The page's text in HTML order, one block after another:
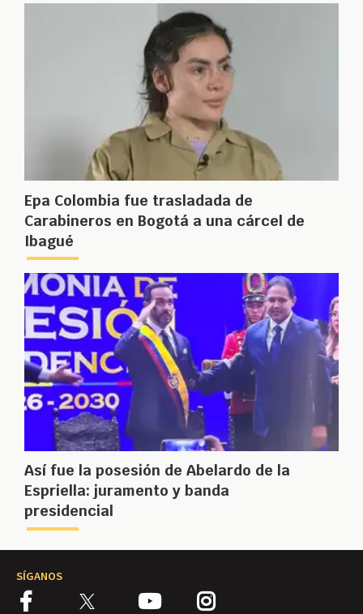
Epa Colombia fue trasladada de
Carabineros en Bogotá a una cárcel de
Ibagué
Así fue la posesión de Abelardo de la
Espriella: juramento y banda
presidencial
SÍGANOS